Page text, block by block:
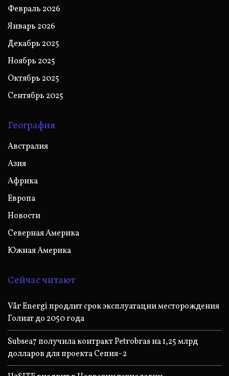
Февраль 2026
Январь 2026
Декабрь 2025
Ноябрь 2025
Октябрь 2025
Сентябрь 2025
География
Австралия
Азия
Африка
Европа
Новости
Северная Америка
Южная Америка
Сейчас читают
Vår Energi продлит срок эксплуатации месторождения
Голиат до 2050 года
Subsea7 получила контракт Petrobras на 1,25 млрд
долларов для проекта Сепия–2